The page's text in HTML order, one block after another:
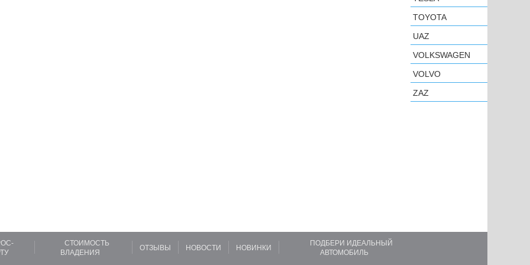
TOYOTA
UAZ
VOLKSWAGEN
VOLVO
ZAZ
СТОИМОСТЬ
ВЛАДЕНИЯ
ОТЗЫВЫ НОВОСТИ НОВИНКИ
ПОДБЕРИ ИДЕАЛЬНЫЙ
АВТОМОБИЛЬ